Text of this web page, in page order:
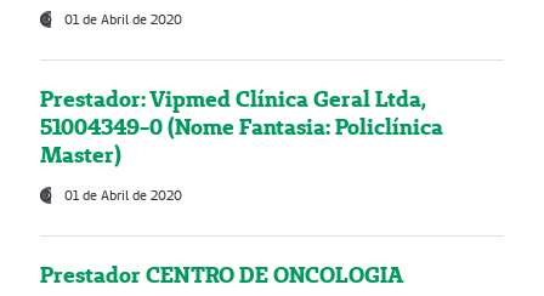
01 de Abril de 2020
Prestador: Vipmed Clínica Geral Ltda,
51004349-0 (Nome Fantasia: Policlínica
Master)
01 de Abril de 2020
Prestador CENTRO DE ONCOLOGIA